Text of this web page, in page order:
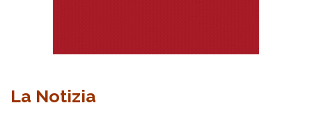
La Notizia